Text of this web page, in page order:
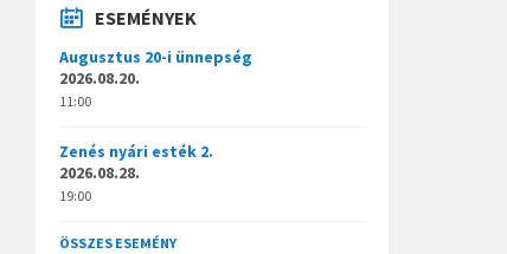
ESEMÉNYEK
Augusztus 20-i ünnepség
2026.08.20.
11:00
Zenés nyári esték 2.
2026.08.28.
19:00
ÖSSZES ESEMÉNY